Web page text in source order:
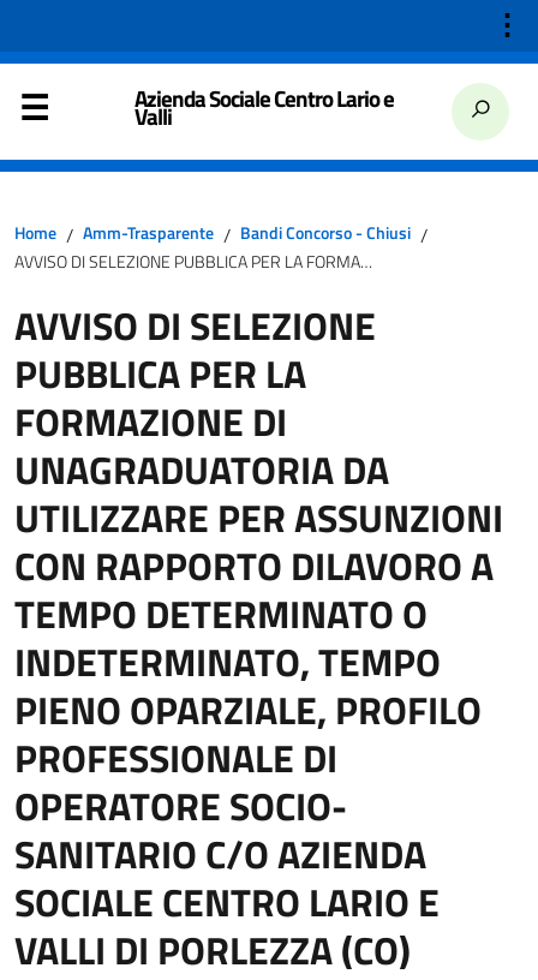
⋮
Azienda Sociale Centro Lario e
Valli
Home / Amm-Trasparente / Bandi Concorso - Chiusi /
AVVISO DI SELEZIONE PUBBLICA PER LA FORMAZIONE DI UNAGRADUATORIA DA UTILIZZARE PER ASSUNZIONI CON RAPPORTO DILAVORO A TEMPO DETERMINATO O INDETERMINATO, TEMPO PIENO OPARZIALE, PROFILO PROFESSIONALE DI OPERATORE SOCIO-SANITARIO C/O AZIENDA SOCIALE CENTRO LARIO E VALLI DI PORLEZZA (CO)
AVVISO DI SELEZIONE
PUBBLICA PER LA
FORMAZIONE DI
UNAGRADUATORIA DA
UTILIZZARE PER ASSUNZIONI
CON RAPPORTO DILAVORO A
TEMPO DETERMINATO O
INDETERMINATO, TEMPO
PIENO OPARZIALE, PROFILO
PROFESSIONALE DI
OPERATORE SOCIO-
SANITARIO C/O AZIENDA
SOCIALE CENTRO LARIO E
VALLI DI PORLEZZA (CO)